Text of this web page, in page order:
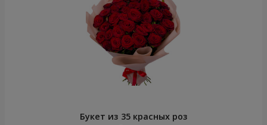
Букет из 35 красных роз